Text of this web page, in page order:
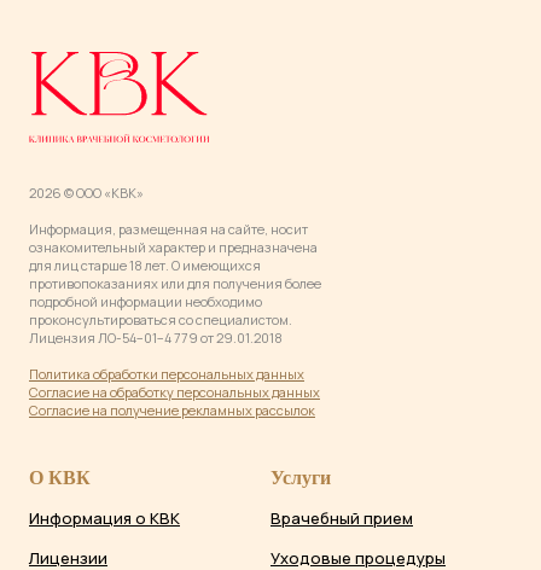
2026 © ООО «КВК»
Информация, размещенная на сайте, носит
ознакомительный характер и предназначена
для лиц старше 18 лет. О имеющихся
противопоказаниях или для получения более
подробной информации необходимо
проконсультироваться со специалистом.
Лицензия ЛО-54−01−4 779 от 29.01.2018
Политика обработки персональных данных
Согласие на обработку персональных данных
Согласие на получение рекламных рассылок
О КВК
Информация о КВК
Лицензии
Услуги
Врачебный прием
Уходовые процедуры